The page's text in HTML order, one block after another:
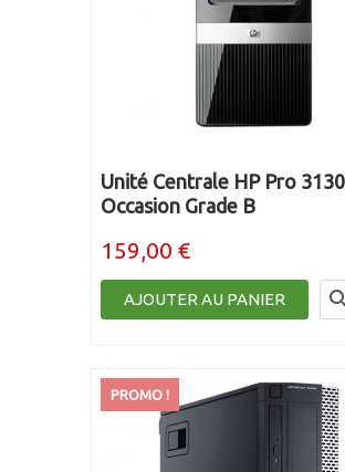
Unité Centrale HP Pro
Occasion Grade B
159,00 €
AJOUTER AU PANIER
PROMO !